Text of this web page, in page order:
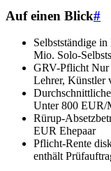
Auf einen Blick#
Selbstständige
Mio. Solo-
GRV-Pflicht Nur
Lehrer, Künstler
Unter 800 EUR/
Rürup-
EUR Ehepaar
Pflicht-Rente
enthält